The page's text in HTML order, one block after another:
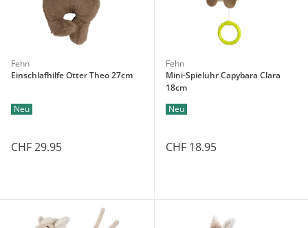
Fehn
Einschlafhilfe Otter Theo 27cm
Neu
CHF 29.95
Fehn
Mini-Spieluhr Capybara Clara
18cm
Neu
CHF 18.95